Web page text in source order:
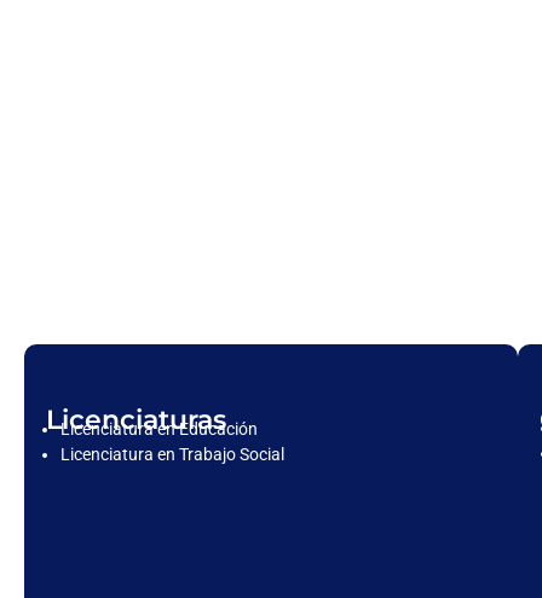
Licenciaturas
Licenciatura en Educación
Licenciatura en Trabajo Social